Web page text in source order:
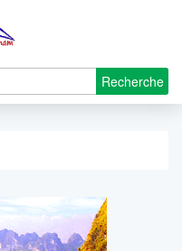
Recherche